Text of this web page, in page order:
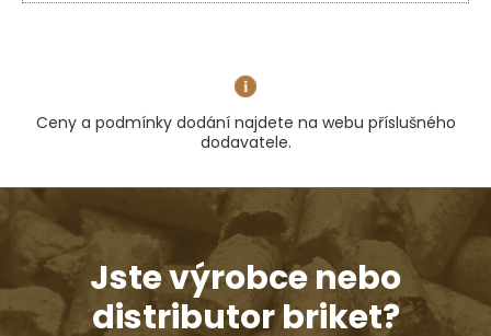
Ceny a podmínky dodání najdete na webu příslušného
dodavatele.
Jste výrobce nebo
distributor briket?